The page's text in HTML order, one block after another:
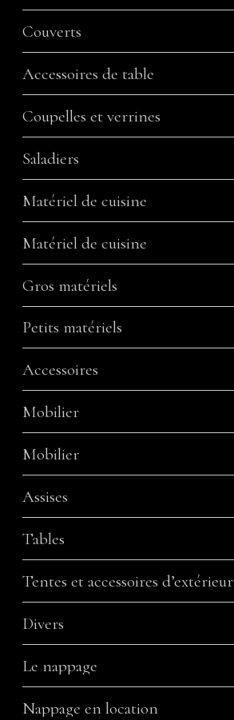
Couverts
Accessoires de table
Coupelles et verrines
Saladiers
Matériel de cuisine
Matériel de cuisine
Gros matériels
Petits matériels
Accessoires
Mobilier
Mobilier
Assises
Tables
Tentes et accessoires d’extérieur
Divers
Le nappage
Nappage en location